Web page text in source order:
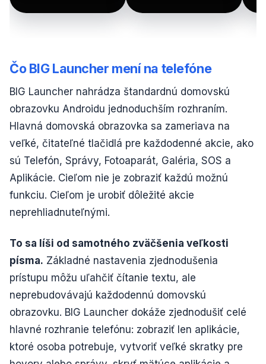
Čo BIG Launcher mení na telefóne
BIG Launcher nahrádza štandardnú domovskú
obrazovku Androidu jednoduchším rozhraním.
Hlavná domovská obrazovka sa zameriava na
veľké, čitateľné tlačidlá pre každodenné akcie, ako
sú Telefón, Správy, Fotoaparát, Galéria, SOS a
Aplikácie. Cieľom nie je zobraziť každú možnú
funkciu. Cieľom je urobiť dôležité akcie
neprehliadnuteľnými.
To sa líši od samotného zväčšenia veľkosti
písma. Základné nastavenia zjednodušenia
prístupu môžu uľahčiť čítanie textu, ale
neprebudovávajú každodennú domovskú
obrazovku. BIG Launcher dokáže zjednodušiť celé
hlavné rozhranie telefónu: zobraziť len aplikácie,
ktoré osoba potrebuje, vytvoriť veľké skratky pre